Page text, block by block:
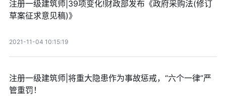
注册一级建筑师|39项变化!财政部发布《政府采购法(修订
草案征求意见稿)》
2021-11-04 10:15:19
注册一级建筑师|将重大隐患作为事故惩戒，“六个一律”严
管重罚！